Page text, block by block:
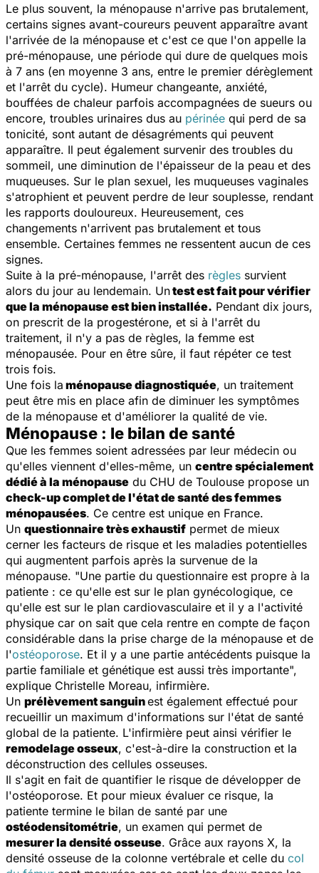
Le plus souvent, la ménopause n'arrive pas brutalement,
certains signes avant-coureurs peuvent apparaître avant
l'arrivée de la ménopause et c'est ce que l'on appelle la
pré-ménopause, une période qui dure de quelques mois
à 7 ans (en moyenne 3 ans, entre le premier dérèglement
et l'arrêt du cycle). Humeur changeante, anxiété,
bouffées de chaleur parfois accompagnées de sueurs ou
encore, troubles urinaires dus au périnée qui perd de sa
tonicité, sont autant de désagréments qui peuvent
apparaître. Il peut également survenir des troubles du
sommeil, une diminution de l'épaisseur de la peau et des
muqueuses. Sur le plan sexuel, les muqueuses vaginales
s'atrophient et peuvent perdre de leur souplesse, rendant
les rapports douloureux. Heureusement, ces
changements n'arrivent pas brutalement et tous
ensemble. Certaines femmes ne ressentent aucun de ces
signes.
Suite à la pré-ménopause, l'arrêt des règles survient
alors du jour au lendemain. Untest est fait pour vérifier
que la ménopause est bien installée. Pendant dix jours,
on prescrit de la progestérone, et si à l'arrêt du
traitement, il n'y a pas de règles, la femme est
ménopausée. Pour en être sûre, il faut répéter ce test
trois fois.
Une fois la ménopause diagnostiquée, un traitement
peut être mis en place afin de diminuer les symptômes
de la ménopause et d'améliorer la qualité de vie.
Ménopause : le bilan de santé
Que les femmes soient adressées par leur médecin ou
qu'elles viennent d'elles-même, un centre spécialement
dédié à la ménopause du CHU de Toulouse propose un
check-up complet de l'état de santé des femmes
ménopausées. Ce centre est unique en France.
Un questionnaire très exhaustif permet de mieux
cerner les facteurs de risque et les maladies potentielles
qui augmentent parfois après la survenue de la
ménopause. "Une partie du questionnaire est propre à la
patiente : ce qu'elle est sur le plan gynécologique, ce
qu'elle est sur le plan cardiovasculaire et il y a l'activité
physique car on sait que cela rentre en compte de façon
considérable dans la prise charge de la ménopause et de
l'ostéoporose. Et il y a une partie antécédents puisque la
partie familiale et génétique est aussi très importante",
explique Christelle Moreau, infirmière.
Un prélèvement sanguinest également effectué pour
recueillir un maximum d'informations sur l'état de santé
global de la patiente. L'infirmière peut ainsi vérifier le
remodelage osseux, c'est-à-dire la construction et la
déconstruction des cellules osseuses.
Il s'agit en fait de quantifier le risque de développer de
l'ostéoporose. Et pour mieux évaluer ce risque, la
patiente termine le bilan de santé par une
ostéodensitométrie, un examen qui permet de
mesurer la densité osseuse. Grâce aux rayons X, la
densité osseuse de la colonne vertébrale et celle du col